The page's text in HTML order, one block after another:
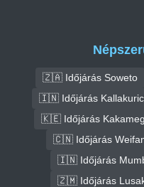
🇿🇦 Időjárás Soweto
🇮🇳 Időjárás
🇰🇪 Időjárás
🇨🇳 Időjárás
🇮🇳 Időjárás
🇿🇲 Időjárás